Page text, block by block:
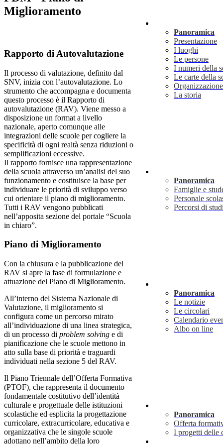
Panoramica
Presentazione
I luoghi
Le persone
I numeri della
Le carte della
Organizzazione
La storia
Panoramica
Famiglie e
Personale
Percorsi di
Panoramica
Le notizie
Le circolari
Calendario
Albo on line
Panoramica
Offerta
I progetti delle
Miglioramento
Rapporto di Autovalutazione
Il processo di valutazione, definito dal
SNV, inizia con l’autovalutazione. Lo
strumento che accompagna e documenta
questo processo è il Rapporto di
autovalutazione (RAV). Viene messo a
disposizione un format a livello
nazionale, aperto comunque alle
integrazioni delle scuole per cogliere la
specificità di ogni realtà senza riduzioni o
semplificazioni eccessive.
Il rapporto fornisce una rappresentazione
della scuola attraverso un’analisi del suo
funzionamento e costituisce la base per
individuare le priorità di sviluppo verso
cui orientare il piano di miglioramento.
Tutti i RAV vengono pubblicati
nell’apposita sezione del portale “Scuola
in chiaro”.
Piano di Miglioramento
Con la chiusura e la pubblicazione del
RAV si apre la fase di formulazione e
attuazione del Piano di Miglioramento.
All’interno del Sistema Nazionale di
Valutazione, il miglioramento si
configura come un percorso mirato
all’individuazione di una linea strategica,
di un processo di problem solving e di
pianificazione che le scuole mettono in
atto sulla base di priorità e traguardi
individuati nella sezione 5 del RAV.
Il Piano Triennale dell’Offerta Formativa
(PTOF), che rappresenta il documento
fondamentale costitutivo dell’identità
culturale e progettuale delle istituzioni
scolastiche ed esplicita la progettazione
curricolare, extracurricolare, educativa e
organizzativa che le singole scuole
adottano nell’ambito della loro